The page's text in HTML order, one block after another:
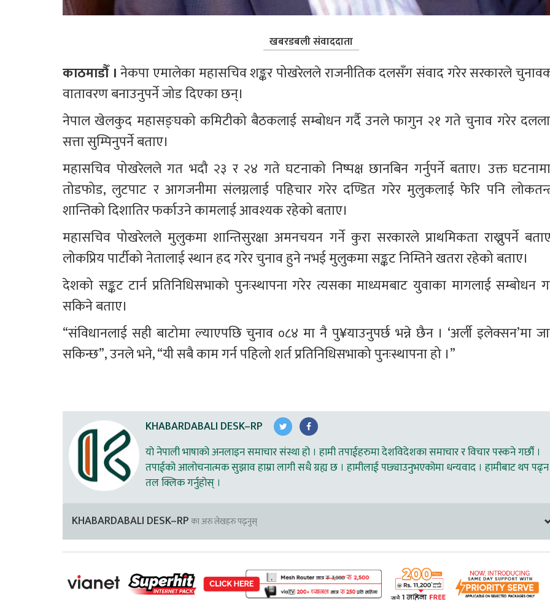
खबरडबली संवाददाता
काठमाडौँ । नेकपा एमालेका महासचिव शङ्कर पोखरेलले राजनीतिक दलसँग संवाद गरेर सरकारले
वातावरण बनाउनुपर्ने जोड दिएका छन्।
नेपाल खेलकुद महासङ्घको कमिटीको बैठकलाई सम्बोधन गर्दै उनले फागुन २१ गते चुनाव गरेर
सत्ता सुम्पिनुपर्ने बताए।
महासचिव पोखरेलले गत भदौ २३ र २४ गते घटनाको निष्पक्ष छानबिन गर्नुपर्ने बताए। उक्त
तोडफोड, लुटपाट र आगजनीमा संलग्नलाई पहिचार गरेर दण्डित गरेर मुलुकलाई फेरि पनि
शान्तिको दिशातिर फर्काउने कामलाई आवश्यक रहेको बताए।
महासचिव पोखरेलले मुलुकमा शान्तिसुरक्षा अमनचयन गर्ने कुरा सरकारले प्राथमिकता राख्नुपर्ने
लोकप्रिय पार्टीको नेतालाई स्थान हद गरेर चुनाव हुने नभई मुलुकमा सङ्कट निम्तिने खतरा रहेको बताए।
देशको सङ्कट टार्न प्रतिनिधिसभाको पुनःस्थापना गरेर त्यसका माध्यमबाट युवाका मागलाई सम्बोधन
सकिने बताए।
“संविधानलाई सही बाटोमा ल्याएपछि चुनाव ०८४ मा नै पु¥याउनुपर्छ भन्ने छैन । ‘अर्ली इलेक्सन’मा
सकिन्छ”, उनले भने, “यी सबै काम गर्न पहिलो शर्त प्रतिनिधिसभाको पुनःस्थापना हो ।”
KHABARDABALI DESK–RP
यो नेपाली भाषाको अनलाइन समाचार संस्था हो । हामी तपाईहरुमा देशविदेशका समाचार र विचार पस्कने गर्छौ ।
तपाईको आलोचनात्मक सुझाव हाम्रा लागी सधै ग्रह्य छ । हामीलाई पछ्याउनुभएकोमा धन्यवाद । हामीबाट थप पढ्न
तल क्लिक गर्नुहोस् ।
KHABARDABALI DESK–RPका अरु लेखहरु पढ्नुस्